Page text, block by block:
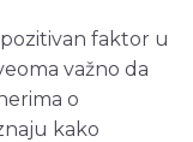
faktor u
važno da
o
kako